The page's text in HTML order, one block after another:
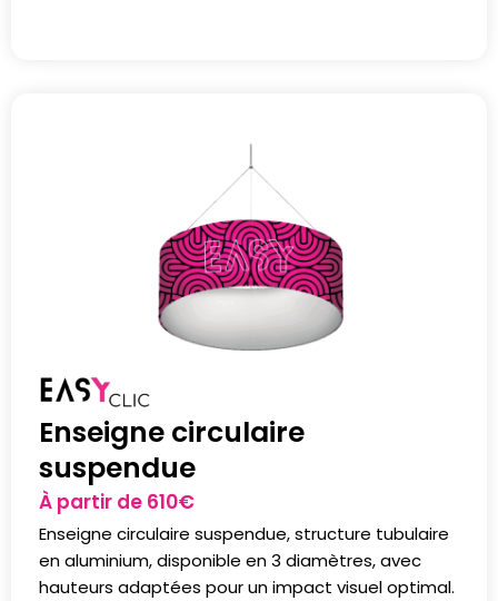
Enseigne circulaire
suspendue
À partir de 610€
Enseigne circulaire suspendue, structure tubulaire
en aluminium, disponible en 3 diamètres, avec
hauteurs adaptées pour un impact visuel optimal.